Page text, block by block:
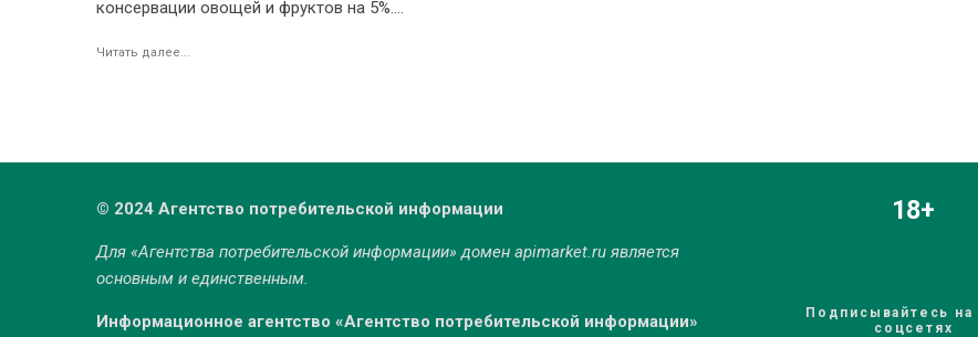
консервации овощей и фруктов на 5%....
Читать далее...
© 2024 Агентство потребительской информации
Для «Агентства потребительской информации» домен apimarket.ruявляется
основным и единственным.
Информационное агентство «Агентство потребительской информации»
18+
Подписывайтесь на
соцсетях